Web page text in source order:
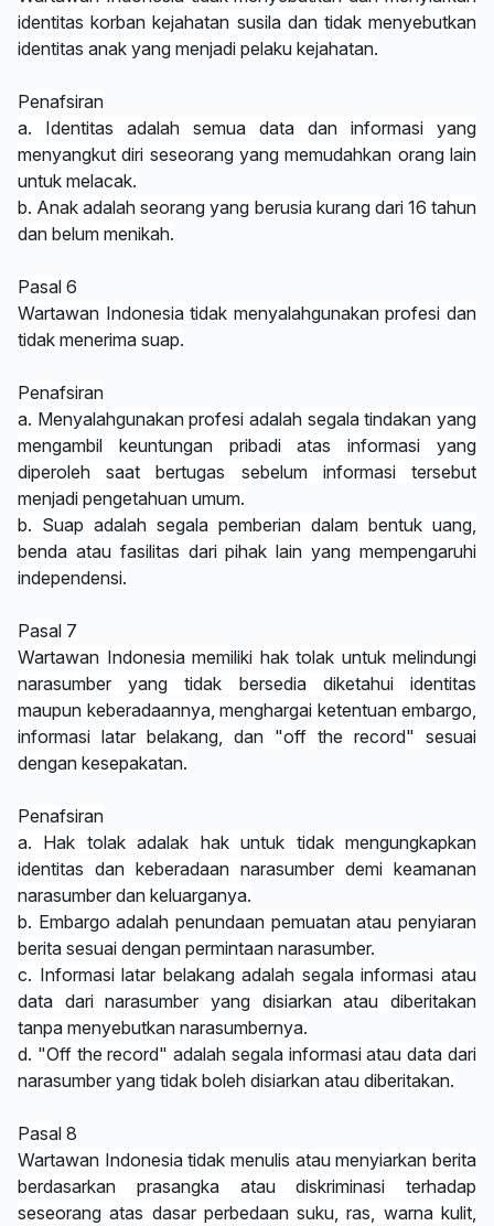
identitas korban kejahatan susila dan tidak menyebutkan
identitas anak yang menjadi pelaku kejahatan.
Penafsiran
a. Identitas adalah semua data dan informasi yang
menyangkut diri seseorang yang memudahkan orang lain
untuk melacak.
b. Anak adalah seorang yang berusia kurang dari 16 tahun
dan belum menikah.
Pasal 6
Wartawan Indonesia tidak menyalahgunakan profesi dan
tidak menerima suap.
Penafsiran
a. Menyalahgunakan profesi adalah segala tindakan yang
mengambil keuntungan pribadi atas informasi yang
diperoleh saat bertugas sebelum informasi tersebut
menjadi pengetahuan umum.
b. Suap adalah segala pemberian dalam bentuk uang,
benda atau fasilitas dari pihak lain yang mempengaruhi
independensi.
Pasal 7
Wartawan Indonesia memiliki hak tolak untuk melindungi
narasumber yang tidak bersedia diketahui identitas
maupun keberadaannya, menghargai ketentuan embargo,
informasi latar belakang, dan "off the record" sesuai
dengan kesepakatan.
Penafsiran
a. Hak tolak adalak hak untuk tidak mengungkapkan
identitas dan keberadaan narasumber demi keamanan
narasumber dan keluarganya.
b. Embargo adalah penundaan pemuatan atau penyiaran
berita sesuai dengan permintaan narasumber.
c. Informasi latar belakang adalah segala informasi atau
data dari narasumber yang disiarkan atau diberitakan
tanpa menyebutkan narasumbernya.
d. "Off the record" adalah segala informasi atau data dari
narasumber yang tidak boleh disiarkan atau diberitakan.
Pasal 8
Wartawan Indonesia tidak menulis atau menyiarkan berita
berdasarkan prasangka atau diskriminasi terhadap
seseorang atas dasar perbedaan suku, ras, warna kulit,